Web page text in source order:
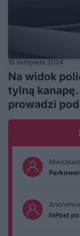
19 listopada 2024
Na widok
tylną
prowadzi
InPost